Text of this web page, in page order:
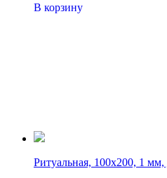
В корзину
Ритуальная, 100х200, 1